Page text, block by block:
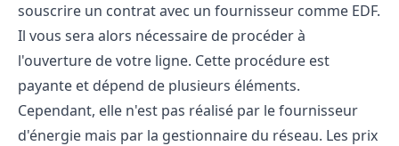
souscrire un contratavec un fournisseur comme EDF.
Il vous sera alors nécessaire de procéder à
l'ouverture de votre ligne. Cette procédure est
payante et dépend de plusieurs éléments.
Cependant, elle n'est pas réalisé par le fournisseur
d'énergie mais par la gestionnaire du réseau. Les prix